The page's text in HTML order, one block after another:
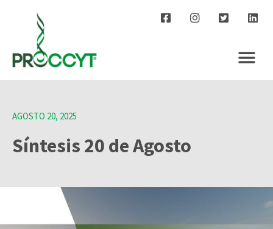
AGOSTO 20, 2025
Síntesis 20 de Agosto